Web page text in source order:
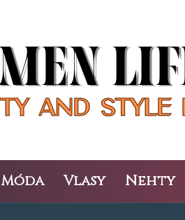
Móda Vlasy Nehty